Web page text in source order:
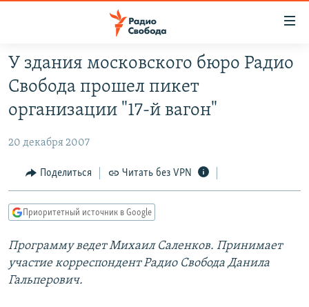
упрощенного
доступа
основному
Вернутся
главной
навигации
Вернутся
поиску
ПРОГРАММЫ
ПОДКАСТЫ
АВТОРСКИЕ ПРОЕКТЫ
ЦИТАТЫ СВОБОДЫ
МНЕНИЯ
IDEL.РЕАЛИИ
КАВКАЗ.РЕАЛИИ
СЕВЕР.РЕАЛИИ
У здания московского бюро Радио
Свобода прошел пикет
организации "17-й вагон"
20 декабря 2007
Поделиться Читать без VPN
Приоритетный источник в Google
Программу ведет Михаил Саленков. Принимает
участие корреспондент Радио Свобода Данила
Гальперович.